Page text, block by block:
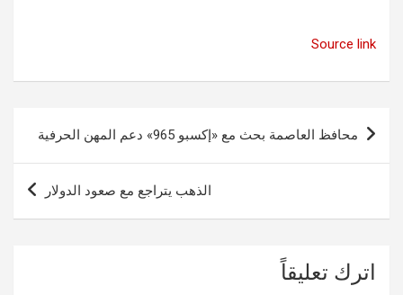
Source link
تصفّح
محافظ العاصمة بحث مع «إكسبو 965» دعم المهن الحرفية
الذهب يتراجع مع صعود الدولار
اترك تعليقاً